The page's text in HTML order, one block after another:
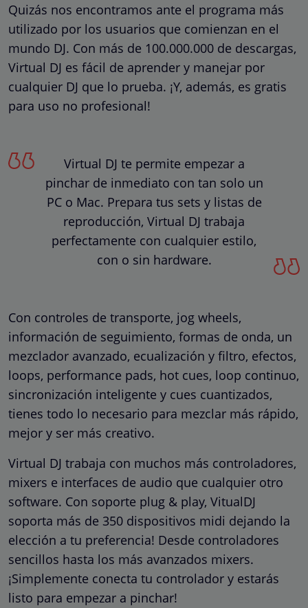
Quizás nos encontramos ante el programa más
utilizado por los usuarios que comienzan en el
mundo DJ. Con más de 100.000.000 de descargas,
Virtual DJ es fácil de aprender y manejar por
cualquier DJ que lo prueba. ¡Y, además, es gratis
para uso no profesional!
Virtual DJ te permite empezar a
pinchar de inmediato con tan solo un
PC o Mac. Prepara tus sets y listas de
reproducción, Virtual DJ trabaja
perfectamente con cualquier estilo,
con o sin hardware.
Con controles de transporte, jog wheels,
información de seguimiento, formas de onda, un
mezclador avanzado, ecualización y filtro, efectos,
loops, performance pads, hot cues, loop continuo,
sincronización inteligente y cues cuantizados,
tienes todo lo necesario para mezclar más rápido,
mejor y ser más creativo.
Virtual DJ trabaja con muchos más controladores,
mixers e interfaces de audio que cualquier otro
software. Con soporte plug & play, VitualDJ
soporta más de 350 dispositivos midi dejando la
elección a tu preferencia! Desde controladores
sencillos hasta los más avanzados mixers.
¡Simplemente conecta tu controlador y estarás
listo para empezar a pinchar!